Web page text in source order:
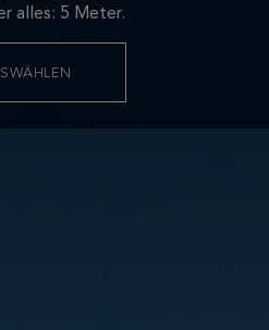
alles: 5 Meter.